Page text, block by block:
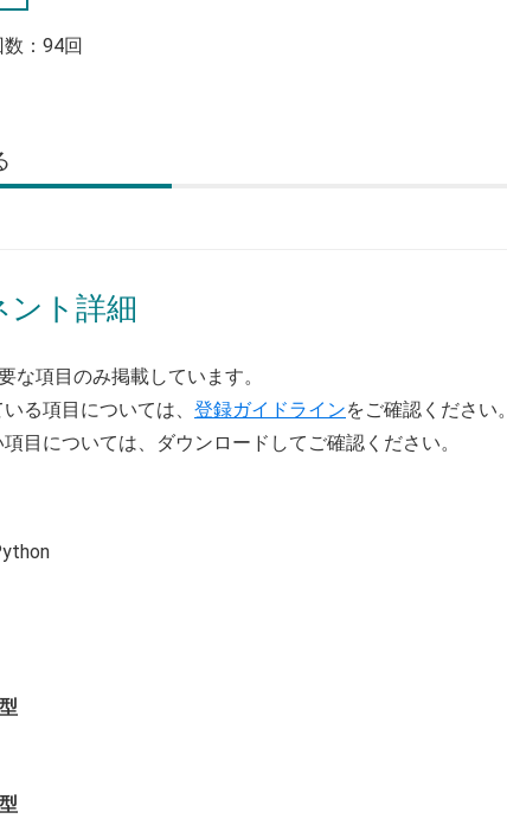
： 94回
ント詳細
な項目のみ掲載しています。
る項目については、 登録ガイドラインをご確認ください。
目については、ダウンロードしてご確認ください。